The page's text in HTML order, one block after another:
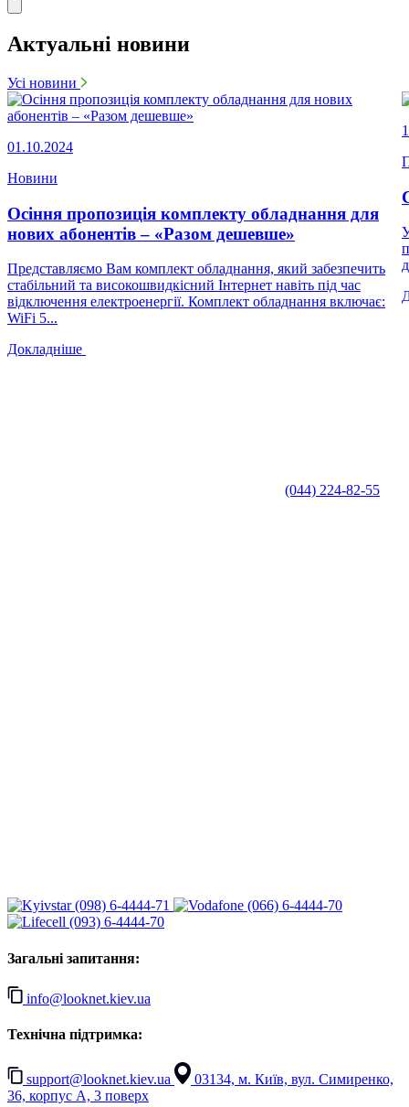
Актуальні новини
Усі новини
01.10.2024
Новини
Осіння пропозиція комплекту обладнання для
нових абонентів – «Разом дешевше»
Представляємо Вам комплект обладнання, який забезпечить
стабільний та високошвидкісний Інтернет навіть під час
відключення електроенергії. Комплект обладнання включає:
WiFi 5...
Докладніше
(044) 224-82-55
(098) 6-4444-71
(066) 6-4444-70
(093) 6-4444-70
Загальні запитання:
info@looknet.kiev.ua
Технічна підтримка:
support@looknet.kiev.ua
03134, м. Київ, вул. Симиренко,
36, корпус А, 3 поверх